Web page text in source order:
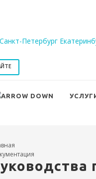
Санкт-Петербург